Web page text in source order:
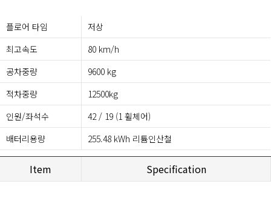
플로어 타임
저상
최고속도
80 km/h
공차중량
9600 kg
적차중량
12500kg
인원/좌석수
42 / 19 (1 휠체어)
배터리용량
255.48 kWh 리튬인산철
Item Specification